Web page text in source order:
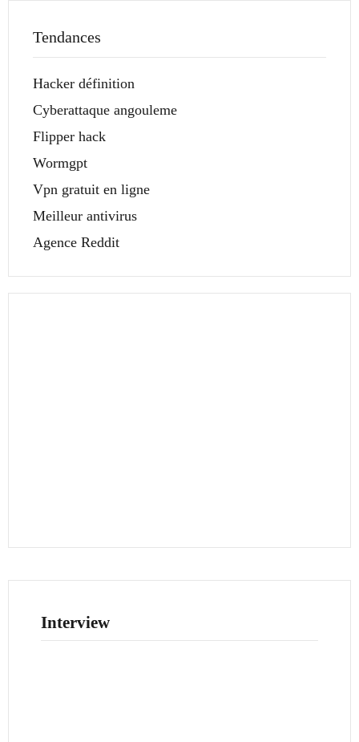
Tendances
Hacker définition
Cyberattaque angouleme
Flipper hack
Wormgpt
Vpn gratuit en ligne
Meilleur antivirus
Agence Reddit
Interview